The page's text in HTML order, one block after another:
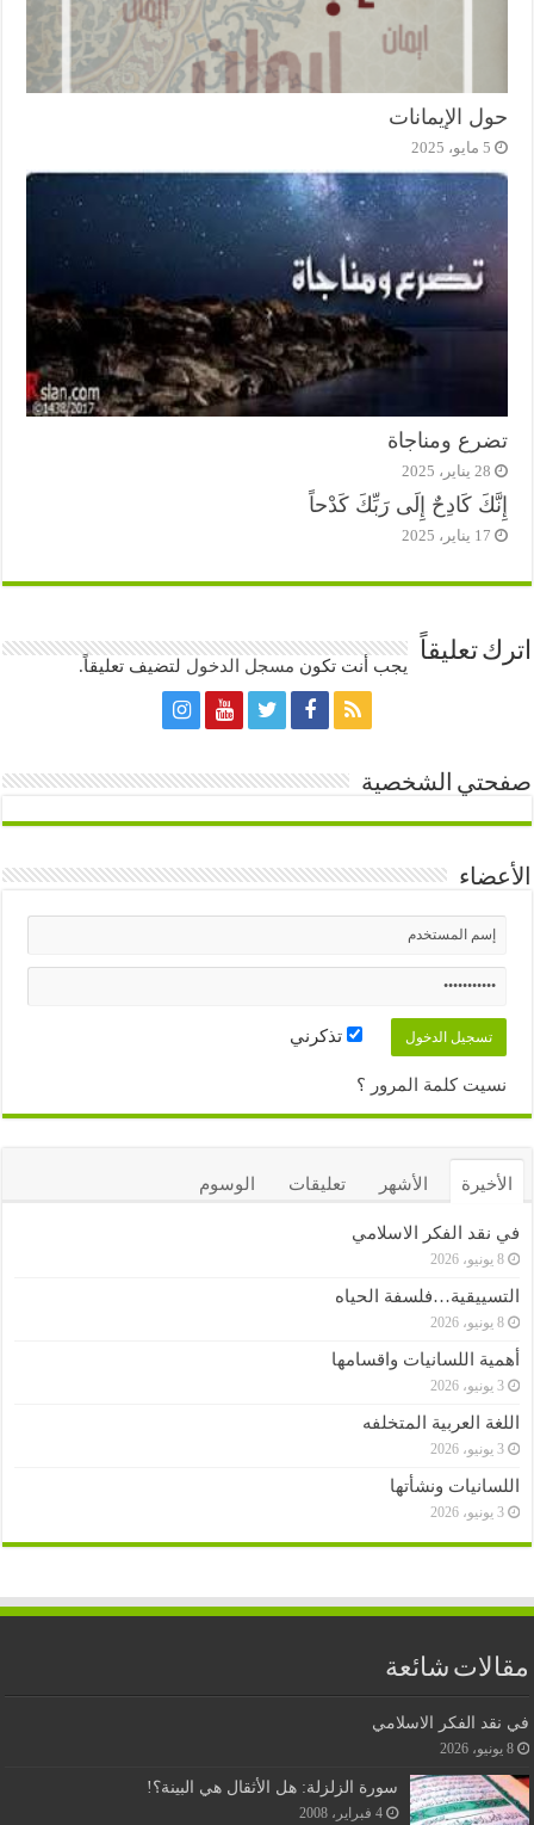
حول الإيمانات
5 مايو، 2025
تضرع ومناجاة
28 يناير، 2025
إِنَّكَ كَادِحٌ إِلَى رَبِّكَ كَدْحاً
17 يناير، 2025
اترك تعليقاً يجب أنت تكون مسجل الدخول لتضيف تعليقاً.
صفحتي الشخصية
الأعضاء
تذكرني
نسيت كلمة المرور ؟
الأخيرة الأشهر تعليقات الوسوم
في نقد الفكر الاسلامي
8 يونيو، 2026
التسييقية…فلسفة الحياه
8 يونيو، 2026
أهمية اللسانيات واقسامها
3 يونيو، 2026
اللغة العربية المتخلفه
3 يونيو، 2026
اللسانيات ونشأتها
3 يونيو، 2026
مقالات شائعة
في نقد الفكر الاسلامي
8 يونيو، 2026
سورة الزلزلة: هل الأثقال هي البينة؟!
4 فبراير، 2008